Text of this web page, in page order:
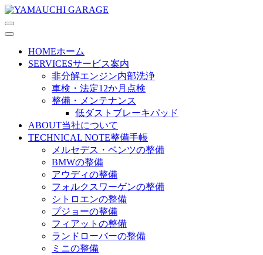
HOMEホーム
SERVICESサービス案内
非分解エンジン内部洗浄
車検・法定12か月点検
整備・メンテナンス
低ダストブレーキパッド
ABOUT当社について
TECHNICAL NOTE整備手帳
メルセデス・ベンツの整備
BMWの整備
アウディの整備
フォルクスワーゲンの整備
シトロエンの整備
プジョーの整備
フィアットの整備
ランドローバーの整備
ミニの整備